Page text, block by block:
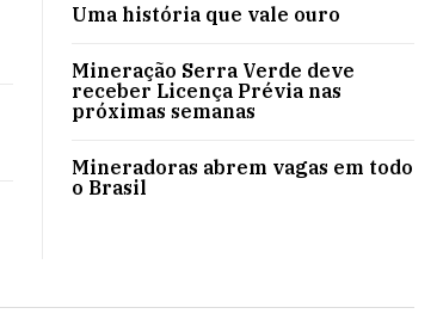
Uma história que vale ouro
Mineração Serra Verde deve
receber Licença Prévia nas
próximas semanas
Mineradoras abrem vagas em todo
o Brasil